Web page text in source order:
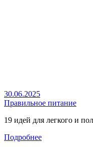
30.06.2025
Правильное питание
19 идей для легкого и
Подробнее